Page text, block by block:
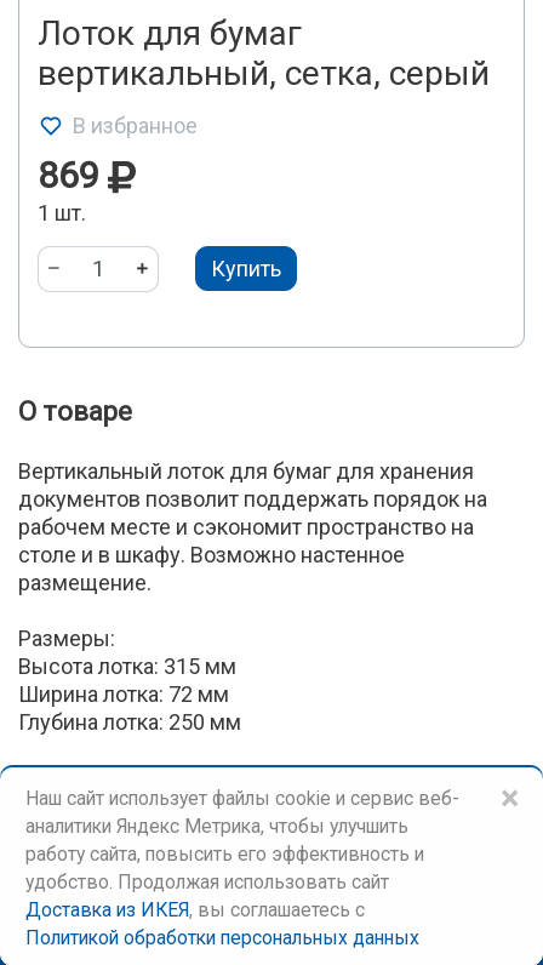
Лоток для бумаг
вертикальный, сетка, серый
В избранное
869
1 шт.
Купить
О товаре
Вертикальный лоток для бумаг для хранения
документов позволит поддержать порядок на
рабочем месте и сэкономит пространство на
столе и в шкафу. Возможно настенное
размещение.
Размеры:
Высота лотка: 315 мм
Ширина лотка: 72 мм
Глубина лотка: 250 мм
©Доставка из ИКЕЯ
×
Наш сайт использует файлы cookie и сервис веб-
аналитики Яндекс Метрика, чтобы улучшить
работу сайта, повысить его эффективность и
удобство. Продолжая использовать сайт
Доставка из ИКЕЯ, вы соглашаетесь c
Политикой обработки персональных данных